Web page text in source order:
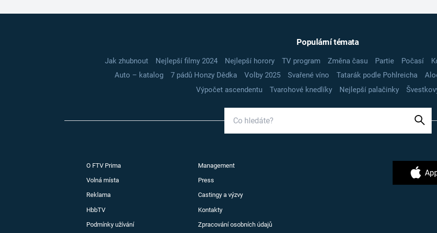
Populární témata
Jak zhubnout Nejlepší filmy 2024 Nejlepší horory TV program Změna času Partie Počasí
Auto – katalog
7 pádů Honzy Dědka Volby 2025 Svařené víno Tatarák podle Pohlreicha
Výpočet ascendentu
Tvarohové knedlíky Nejlepší palačinky
O FTV Prima Management
Volná místa Press
Reklama Castingy a výzvy
HbbTV Kontakty
Podmínky užívání Zpracování osobních údajů